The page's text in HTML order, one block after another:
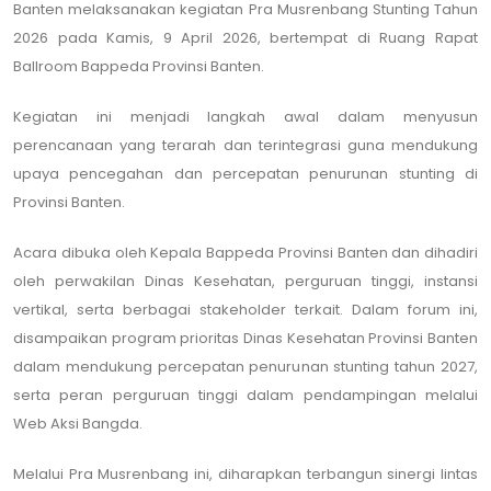
Banten melaksanakan kegiatan Pra Musrenbang Stunting Tahun
2026 pada Kamis, 9 April 2026, bertempat di Ruang Rapat
Ballroom Bappeda Provinsi Banten.
Kegiatan ini menjadi langkah awal dalam menyusun
perencanaan yang terarah dan terintegrasi guna mendukung
upaya pencegahan dan percepatan penurunan stunting di
Provinsi Banten.
Acara dibuka oleh Kepala Bappeda Provinsi Banten dan dihadiri
oleh perwakilan Dinas Kesehatan, perguruan tinggi, instansi
vertikal, serta berbagai stakeholder terkait. Dalam forum ini,
disampaikan program prioritas Dinas Kesehatan Provinsi Banten
dalam mendukung percepatan penurunan stunting tahun 2027,
serta peran perguruan tinggi dalam pendampingan melalui
Web Aksi Bangda.
Melalui Pra Musrenbang ini, diharapkan terbangun sinergi lintas